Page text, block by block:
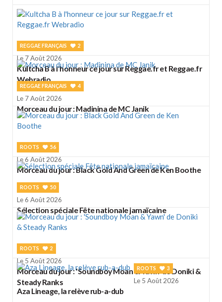
REGGAE FRANÇAIS 2
Le 7 Août 2026
Kultcha B à l'honneur ce jour sur Reggae.fr et Reggae.fr
Webradio
REGGAE FRANÇAIS 4
Le 7 Août 2026
Morceau du jour : Madinina de MC Janik
ROOTS 56
Le 6 Août 2026
Morceau du jour : Black Gold And Green de Ken Boothe
ROOTS 50
Le 6 Août 2026
Sélection spéciale Fête nationale jamaïcaine
ROOTS 2
Le 5 Août 2026
Morceau du jour : 'Soundboy Moan & Yawn' de Doniki &
Steady Ranks
ROOTS 3
Le 5 Août 2026
Aza Lineage, la relève rub-a-dub